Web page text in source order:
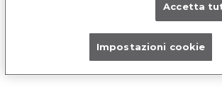
Accetta
Impostazioni cookie